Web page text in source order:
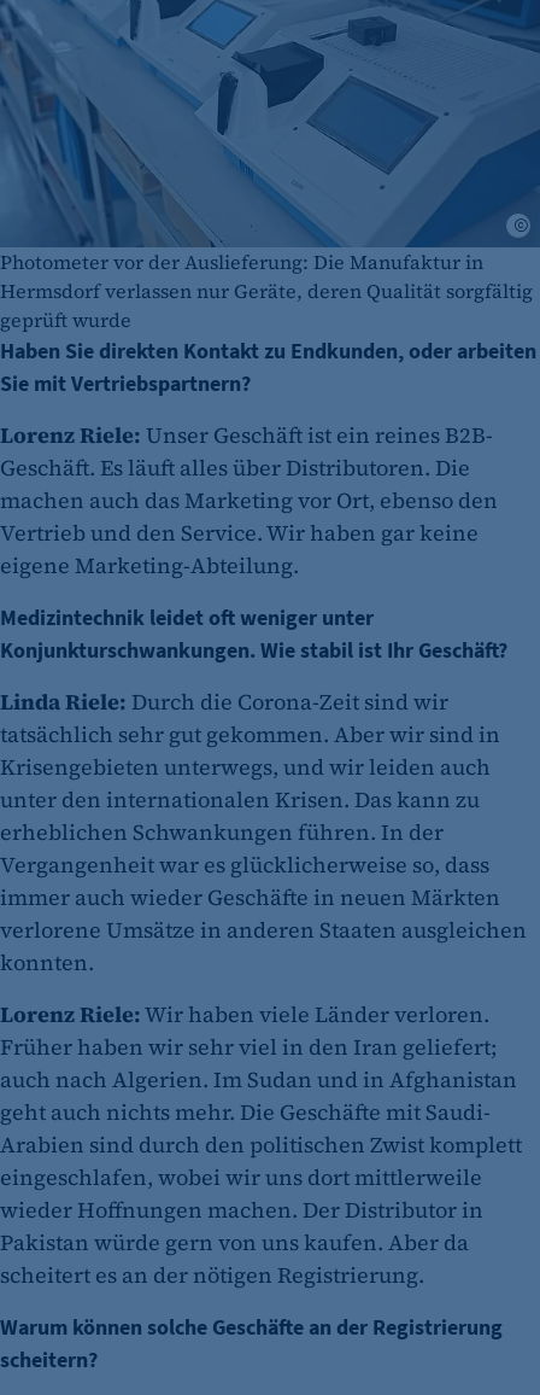
Photometer vor der Auslieferung: Die Manufaktur in
Hermsdorf verlassen nur Geräte, deren Qualität sorgfältig
geprüft wurde
Haben Sie direkten Kontakt zu Endkunden, oder arbeiten
Sie mit Vertriebspartnern?
Lorenz Riele: Unser Geschäft ist ein reines B2B-
Geschäft. Es läuft alles über Distributoren. Die
machen auch das Marketing vor Ort, ebenso den
Vertrieb und den Service. Wir haben gar keine
eigene Marketing-Abteilung.
Medizintechnik leidet oft weniger unter
Konjunkturschwankungen. Wie stabil ist Ihr Geschäft?
Linda Riele: Durch die Corona-Zeit sind wir
tatsächlich sehr gut gekommen. Aber wir sind in
Krisengebieten unterwegs, und wir leiden auch
unter den internationalen Krisen. Das kann zu
erheblichen Schwankungen führen. In der
Vergangenheit war es glücklicherweise so, dass
immer auch wieder Geschäfte in neuen Märkten
verlorene Umsätze in anderen Staaten ausgleichen
konnten.
Lorenz Riele:Wir haben viele Länder verloren.
Früher haben wir sehr viel in den Iran geliefert;
auch nach Algerien. Im Sudan und in Afghanistan
geht auch nichts mehr. Die Geschäfte mit Saudi-
Arabien sind durch den politischen Zwist komplett
eingeschlafen, wobei wir uns dort mittlerweile
wieder Hoffnungen machen. Der Distributor in
Pakistan würde gern von uns kaufen. Aber da
scheitert es an der nötigen Registrierung.
Warum können solche Geschäfte an der Registrierung
scheitern?